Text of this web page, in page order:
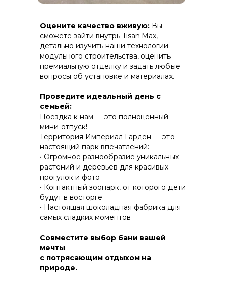
Оцените качество вживую: Вы
сможете зайти внутрь Tisan Max,
детально изучить наши технологии
модульного строительства, оценить
премиальную отделку и задать любые
вопросы об установке и материалах.
Проведите идеальный день с
семьей:
Поездка к нам — это полноценный
мини-отпуск!
Территория Империал Гарден — это
настоящий парк впечатлений:
• Огромное разнообразие уникальных
растений и деревьев для красивых
прогулок и фото
• Контактный зоопарк, от которого дети
будут в восторгe
• Настоящая шоколадная фабрика для
самых сладких моментов
Совместите выбор бани вашей
мечты
с потрясающим отдыхом на
природе.
(дерево-полимерный композит) на
скрытом крепеже.
ПРАКТИЧНОСТЬ И ЗАЩИТА ОТ НЕПОГОДЫ
КОНСТРУКТИВ И
ЭНЕРГОЭФФЕКТИВНОСТЬ